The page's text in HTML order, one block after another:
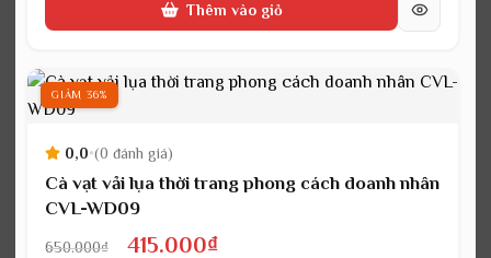
tại
415.000₫.
Thêm vào giỏ
GIẢM 36%
0,0•(0 đánh giá)
Cà vạt vải lụa thời trang phong cách doanh nhân
CVL-WD09
650.000₫
Giá
415.000₫Giá